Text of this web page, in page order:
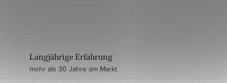
Langjährige Erfahrung
mehr als 30 Jahre am Markt